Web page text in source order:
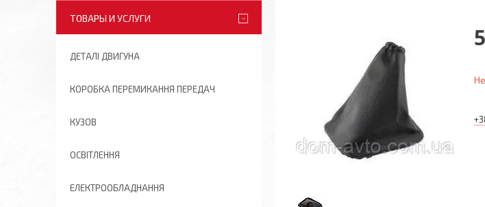
ТОВАРЫ И УСЛУГИ
ДЕТАЛІ ДВИГУНА
КОРОБКА ПЕРЕМИКАННЯ ПЕРЕДАЧ
КУЗОВ
ОСВІТЛЕННЯ
ЕЛЕКТРООБЛАДНАННЯ